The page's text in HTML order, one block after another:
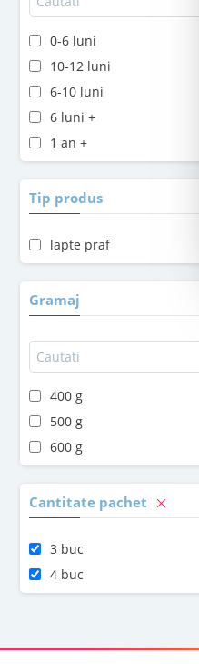
0-6 luni
10-12 luni
6-10 luni
6 luni +
1 an +
Tip produs
lapte praf
Gramaj
400 g
500 g
600 g
Cantitate pachet
3 buc
4 buc